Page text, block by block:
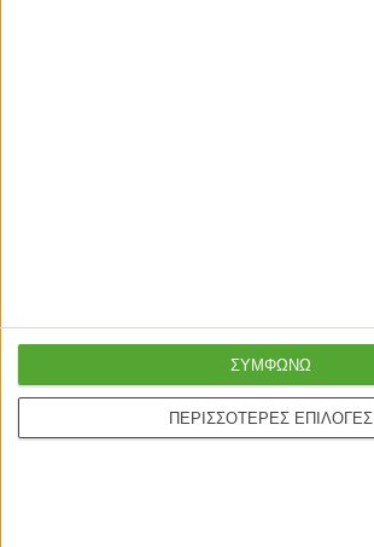
ΠΕΡΙΣΣΟΤΕΡΕΣ ΕΠΙΛΟΓΕΣ
ΣΥΜΦΩΝΩ